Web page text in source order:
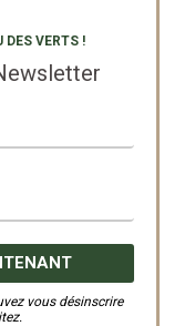
DES VERTS !
vous désinscrire